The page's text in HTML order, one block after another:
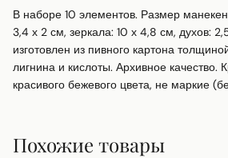
В наборе 10 элементов. Размер
3,4 х 2 см, зеркала: 10 х 4,8 см, духов:
изготовлен из пивного картона
лигнина и кислоты. Архивное качество.
красивого бежевого цвета, не маркие
Похожие товары